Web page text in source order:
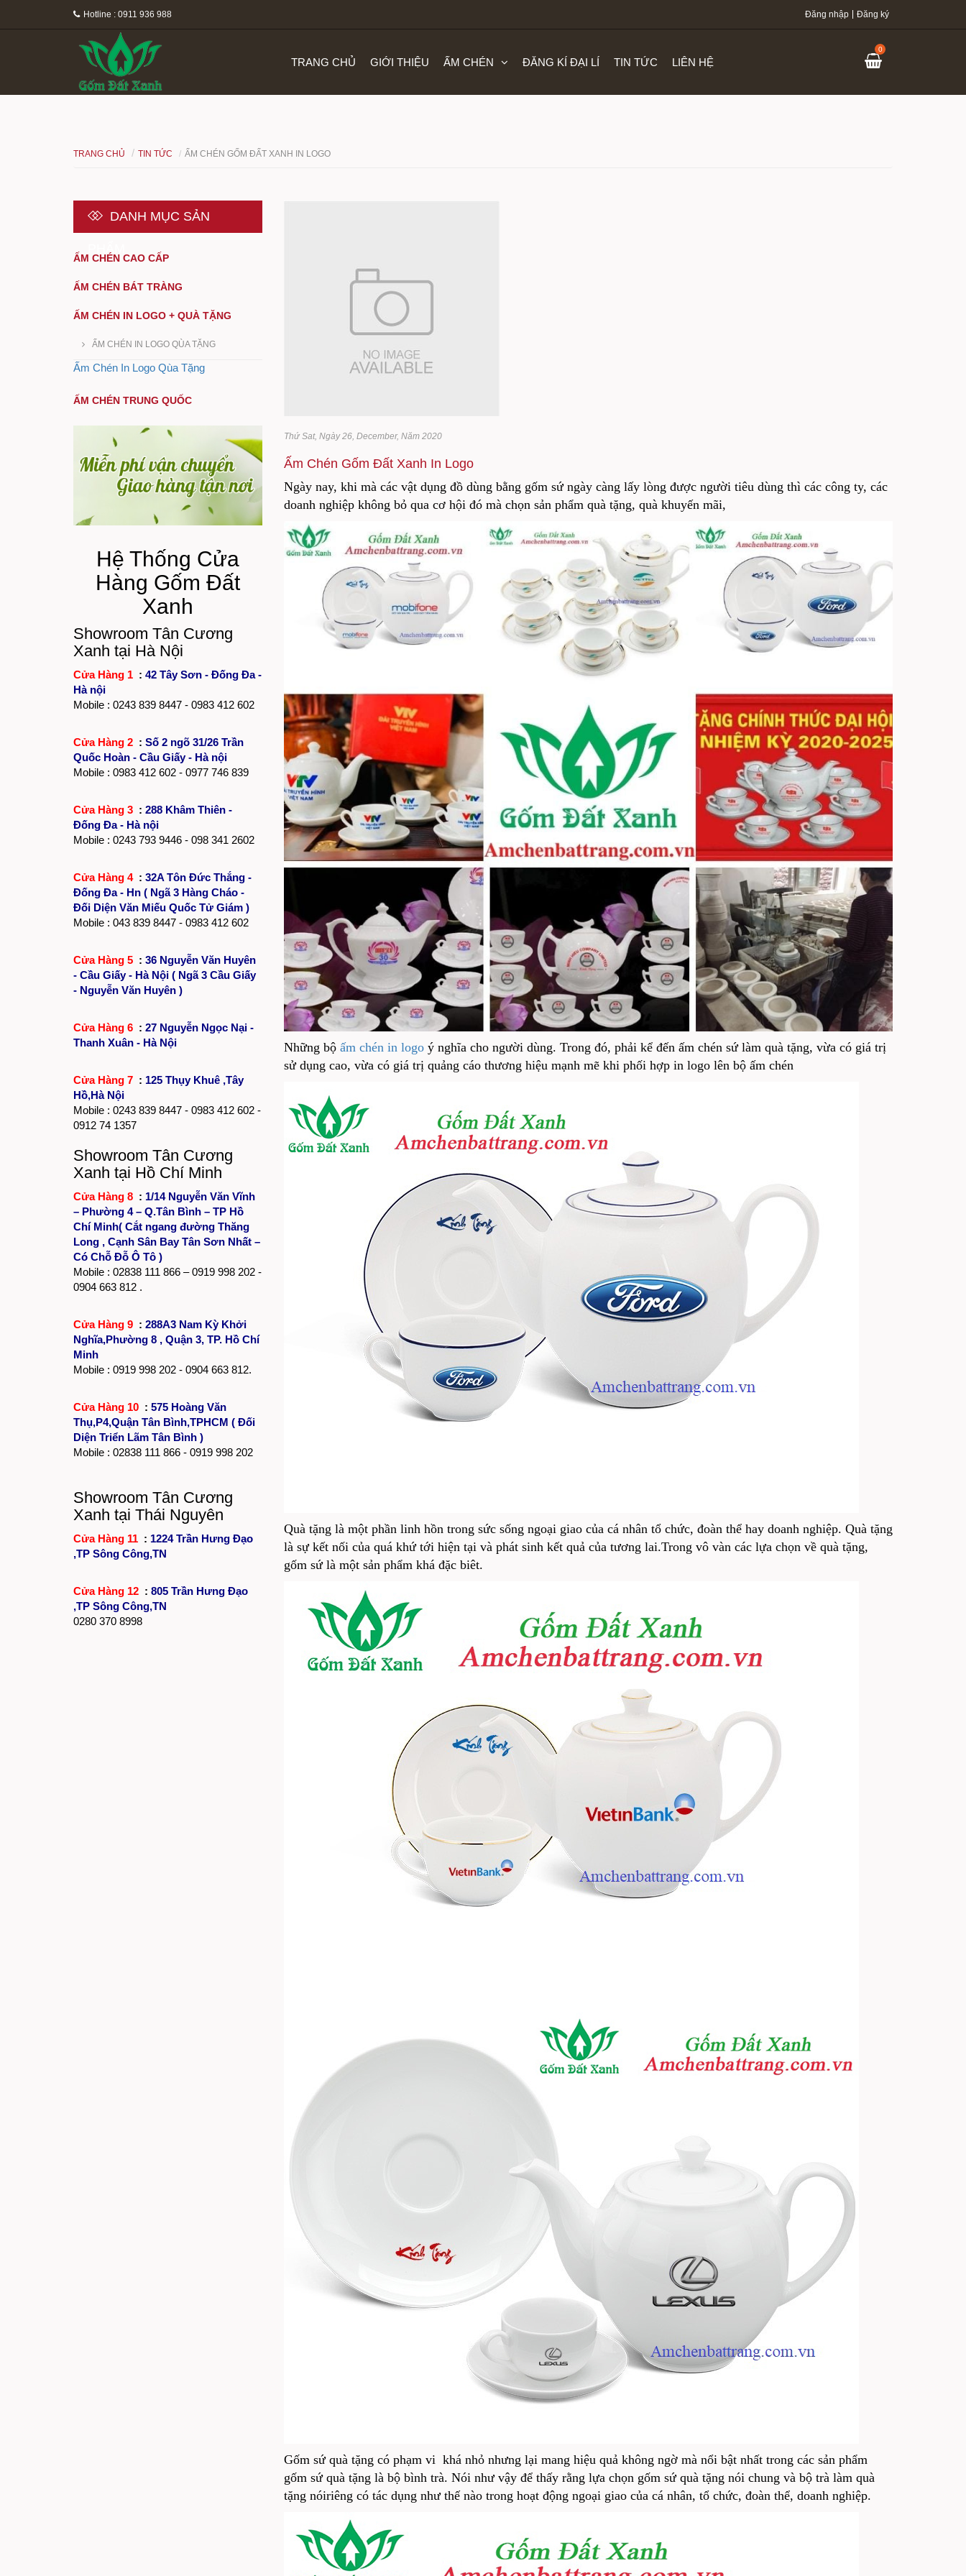
Hotline : 0911 936 988 Đăng nhập Đăng ký
TRANG CHỦ GIỚI THIỆU ẤM CHÉN ĐĂNG KÍ ĐẠI LÍ TIN TỨC LIÊN HỆ
0
TRANG CHỦ TIN TỨC ẤM CHÉN GỐM ĐẤT XANH IN LOGO
Thứ Sat, Ngày 26, December, Năm 2020
Ấm Chén Gốm Đất Xanh In Logo
Ngày nay, khi mà các vật dụng đồ dùng bằng gốm sứ ngày càng lấy lòng được người tiêu dùng thì các công ty, các
doanh nghiệp không bỏ qua cơ hội đó mà chọn sản phẩm quà tặng, quà khuyến mãi,
Những bộ ấm chén in logoý nghĩa cho người dùng. Trong đó, phải kể đến ấm chén sứ làm quà tặng, vừa có giá trị
sử dụng cao, vừa có giá trị quảng cáo thương hiệu mạnh mẽ khi phối hợp in logo lên bộ ấm chén
Quà tặng là một phần linh hồn trong sức sống ngoại giao của cá nhân tổ chức, đoàn thể hay doanh nghiệp. Quà tặng
là sự kết nối của quá khứ tới hiện tại và phát sinh kết quả của tương lai.Trong vô vàn các lựa chọn về quà tặng,
gốm sứ là một sản phẩm khá đặc biêt.
Gốm sứ quà tặng có phạm vi khá nhỏ nhưng lại mang hiệu quả không ngờ mà nổi bật nhất trong các sản phẩm
gốm sứ quà tặng là bộ bình trà. Nói như vậy để thấy rằng lựa chọn gốm sứ quà tặng nói chung và bộ trà làm quà
tặng nóiriêng có tác dụng như thế nào trong hoạt động ngoại giao của cá nhân, tổ chức, đoàn thể, doanh nghiệp.
DANH MỤC SẢN
PHẨM
ẤM CHÉN CAO CẤP
ẤM CHÉN BÁT TRÀNG
ẤM CHÉN IN LOGO + QUÀ TẶNG
ẤM CHÉN IN LOGO QÙA TẶNG
Ấm Chén In Logo Qùa Tặng
ẤM CHÉN TRUNG QUỐC
Hệ Thống Cửa
Hàng Gốm Đất
Xanh
Showroom Tân Cương
Xanh tại Hà Nội
Cửa Hàng 1 : 42 Tây Sơn - Đống Đa -
Hà nội
Mobile : 0243 839 8447 - 0983 412 602
Cửa Hàng 2 : Số 2 ngõ 31/26 Trần
Quốc Hoàn - Cầu Giấy - Hà nội
Mobile : 0983 412 602 - 0977 746 839
Cửa Hàng 3 : 288 Khâm Thiên -
Đống Đa - Hà nội
Mobile : 0243 793 9446 - 098 341 2602
Cửa Hàng 4 : 32A Tôn Đức Thắng -
Đống Đa - Hn ( Ngã 3 Hàng Cháo -
Đối Diện Văn Miếu Quốc Tử Giám )
Mobile : 043 839 8447 - 0983 412 602
Cửa Hàng 5 : 36 Nguyễn Văn Huyên
- Cầu Giấy - Hà Nội ( Ngã 3 Cầu Giấy
- Nguyễn Văn Huyên )
Cửa Hàng 6 : 27 Nguyễn Ngọc Nại -
Thanh Xuân - Hà Nội
Cửa Hàng 7 : 125 Thụy Khuê ,Tây
Hồ,Hà Nội
Mobile : 0243 839 8447 - 0983 412 602 -
0912 74 1357
Showroom Tân Cương
Xanh tại Hồ Chí Minh
Cửa Hàng 8 : 1/14 Nguyễn Văn Vĩnh
– Phường 4 – Q.Tân Bình – TP Hồ
Chí Minh( Cắt ngang đường Thăng
Long , Cạnh Sân Bay Tân Sơn Nhất –
Có Chỗ Đỗ Ô Tô )
Mobile : 02838 111 866 – 0919 998 202 -
0904 663 812 .
Cửa Hàng 9 : 288A3 Nam Kỳ Khởi
Nghĩa,Phường 8 , Quận 3, TP. Hồ Chí
Minh
Mobile : 0919 998 202 - 0904 663 812.
Cửa Hàng 10 : 575 Hoàng Văn
Thụ,P4,Quận Tân Bình,TPHCM ( Đối
Diện Triển Lãm Tân Bình )
Mobile : 02838 111 866 - 0919 998 202
Showroom Tân Cương
Xanh tại Thái Nguyên
Cửa Hàng 11 : 1224 Trần Hưng Đạo
,TP Sông Công,TN
Cửa Hàng 12 : 805 Trần Hưng Đạo
,TP Sông Công,TN
0280 370 8998